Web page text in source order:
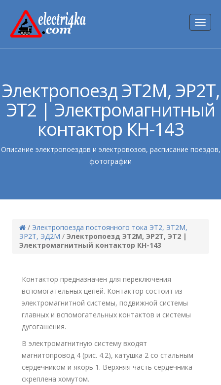
Электропоезд ЭТ2М, ЭР2Т,
ЭТ2 | Электромагнитный
контактор КН-143
Описание электропоездов и электровозов, расписание поездов,
фотографии
/ Электропоезда постоянного тока ЭТ2, ЭТ2М,
ЭР2Т, ЭД2М / Электропоезд ЭТ2М, ЭР2Т, ЭТ2 |
Электромагнитный контактор КН-143
Контактор предназначен для переключения
вспомогательных цепей. Контактор состоит из
электромагнитной системы, подвижной системы
главных и вспомогательных контактов и системы
дугогашения.
В электромагнитную систему входят
магнитопровод 4 (рис. 4.2), катушка 2 со стальным
сердечником и якорь 1. Верхняя часть сердечника
скреплена хомутом.